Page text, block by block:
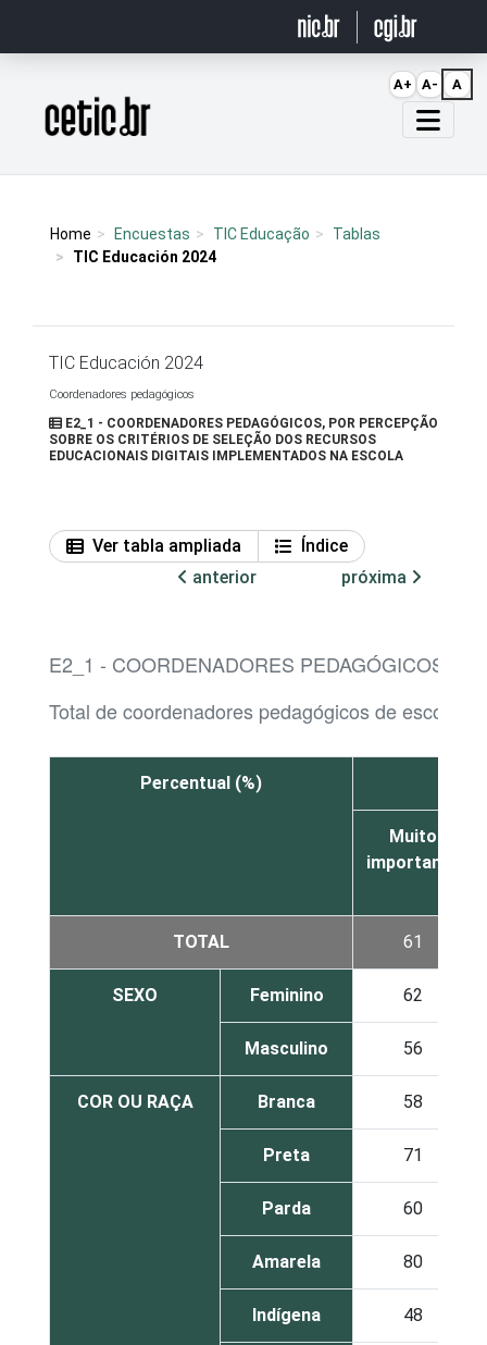
Página inicial
Home Encuestas TIC Educação
Tablas
TIC Educación 2024
TIC Educación 2024
Coordenadores pedagógicos
E2_1 - COORDENADORES PEDAGÓGICOS, POR PERCEPÇÃO
SOBRE OS CRITÉRIOS DE SELEÇÃO DOS RECURSOS
EDUCACIONAIS DIGITAIS IMPLEMENTADOS NA ESCOLA
Ver tabla ampliada
Índice
anterior
próxima
E2_1 - COORDENADORES PEDAGÓGICOS,
Total de coordenadores pedagógicos de escolas
Percentual (%)
Muito
importante
TOTAL 61
SEXO Feminino 62
Masculino 56
COR OU RAÇA Branca 58
Preta 71
Parda 60
Amarela 80
Indígena 48
A+ A- A